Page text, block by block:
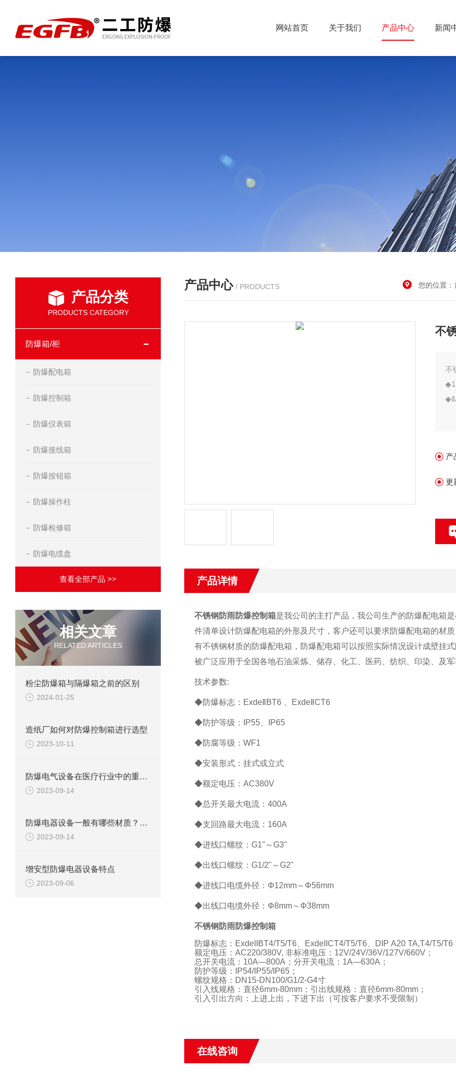
网站首页 关于我们 产品中心 新闻
产品分类
PRODUCTS CATEGORY
防爆箱/柜
防爆配电箱
防爆控制箱
防爆仪表箱
防爆接线箱
防爆按钮箱
防爆操作柱
防爆检修箱
防爆电缆盘
查看全部产品 >>
相关文章
RELATED ARTICLES
粉尘防爆箱与隔爆箱之前的区别
2024-01-25
造纸厂如何对防爆控制箱进行选型
2023-10-11
防爆电气设备在医疗行业中的重要应用
2023-09-14
防爆电器设备一般有哪些材质？都有什么特点
2023-09-14
增安型防爆电器设备特点
2023-09-06
产品中心 / PRODUCTS 您的位置：
不
不
◆1
产
更
产品详情
不锈钢防雨防爆控制箱是我公司的主打产品，我公司生产的防爆配电箱
件清单设计防爆配电箱的外形及尺寸，客户还可以要求防爆配电箱的材
有不锈钢材质的防爆配电箱，防爆配电箱可以按照实际情况设计成壁挂
被广泛应用于全国各地石油采炼、储存、化工、医药、纺织、印染、及
技术参数:
◆防爆标志：ExdeⅡBT6 、ExdeⅡCT6
◆防护等级：IP55、IP65
◆防腐等级：WF1
◆安装形式：挂式或立式
◆额定电压：AC380V
◆总开关最大电流：400A
◆支回路最大电流：160A
◆进线口螺纹：G1"～G3"
◆出线口螺纹：G1/2"～G2"
◆进线口电缆外径：Φ12mm～Φ56mm
◆出线口电缆外径：Φ8mm～Φ38mm
不锈钢防雨防爆控制箱
防爆标志： ExdeIIBT4/T5/T6、ExdeIICT4/T5/T6、DIP A20 TA,T4/T5/T6
额定电压： AC220/380V, 非标准电压：12V/24V/36V/127V/660V；
总开关电流： 10A—800A；分开关电流：1A—630A；
防护等级：
IP54/IP55/IP65；
螺纹规格： DN15-DN100/G1/2-G4寸
引入线规格：直径6mm-80mm；引出线规格：直径6mm-80mm；
引入引出方向：上进上出，下进下出（可按客户要求不受限制）
在线咨询